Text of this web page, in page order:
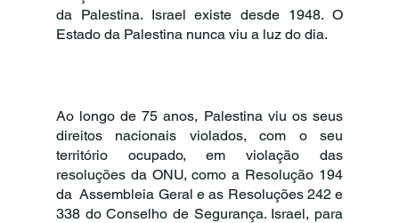
da Palestina. Israel existe desde 1948. O
Estado da Palestina nunca viu a luz do dia.
Ao longo de 75 anos, Palestina viu os seus
direitos nacionais violados, com o seu
território ocupado, em violação das
resoluções da ONU, como a Resolução 194
da  Assembleia Geral e as Resoluções 242 e
338 do Conselho de Segurança. Israel, para